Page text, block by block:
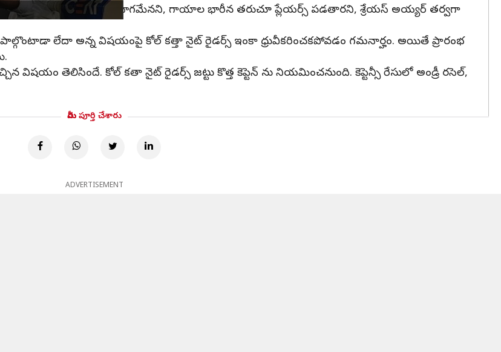
ఉందని, అయితే ఇదంతా ఆటలో భాగమేనని, గాయాల భారీన తరుచూ ప్లేయర్స్ పడతారని, శ్రేయస్ అయ్యర్ తర్వగా
లేదా అన్న విషయంపై కోల్ కత్తా నైట్ రైడర్స్ ఇంకా ధ్రువీకరించకపోవడం గమనార్హం. అయితే ప్రారంభ
విషయం తెలిసిందే. కోల్ కతా నైట్ రైడర్స్ జట్టు కొత్త కెప్టెన్ ను నియమించనుంది. కెప్టెన్సీ రేసులో అండ్రీ రసెల్,
మీరు పూర్తి చేశారు
ADVERTISEMENT